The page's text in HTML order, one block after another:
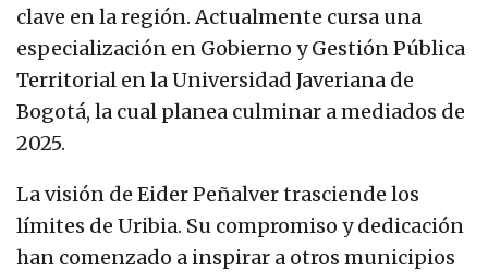
clave en la región. Actualmente cursa una
especialización en Gobierno y Gestión Pública
Territorial en la Universidad Javeriana de
Bogotá, la cual planea culminar a mediados de
2025.
La visión de Eider Peñalver trasciende los
límites de Uribia. Su compromiso y dedicación
han comenzado a inspirar a otros municipios